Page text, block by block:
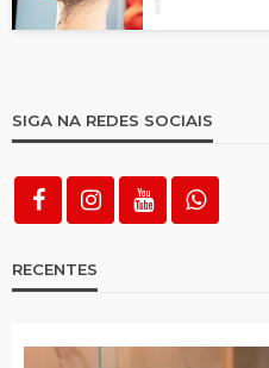
SIGA NA REDES SOCIAIS
RECENTES